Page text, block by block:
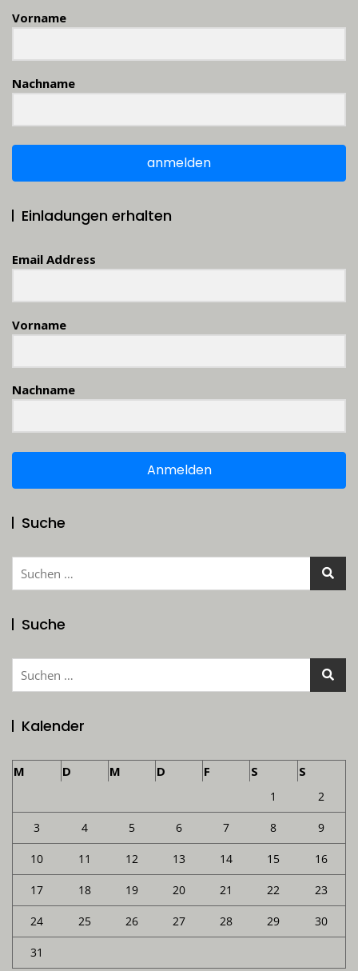
Vorname
Nachname
anmelden
Einladungen erhalten
Email Address
Vorname
Nachname
Anmelden
Suche
Suchen
Suche
Suchen
Kalender
M D M D F S S
1 2
3 4 5 6 7 8 9
10 11 12 13 14 15 16
17 18 19 20 21 22 23
24 25 26 27 28 29 30
31